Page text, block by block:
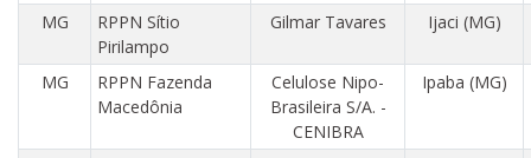
MG
RPPN Sítio
Pirilampo
Gilmar Tavares Ijaci (MG)
MG
RPPN Fazenda
Macedônia
Celulose Nipo-
Brasileira S/A. -
CENIBRA
Ipaba (MG)